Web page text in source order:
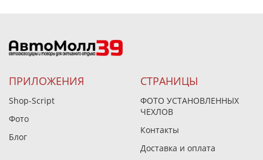
ПРИЛОЖЕНИЯ
Shop-Script
Фото
Блог
СТРАНИЦЫ
ФОТО УСТАНОВЛЕННЫХ
ЧЕХЛОВ
Контакты
Доставка и оплата